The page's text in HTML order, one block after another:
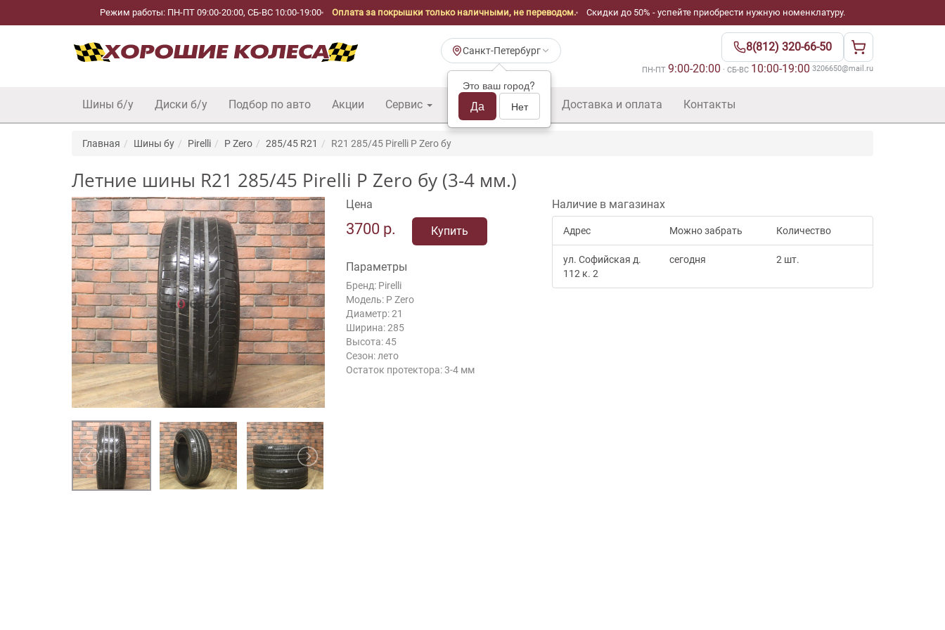
Режим работы: ПН-ПТ 09:00-20:00, СБ-ВС 10:00-19:00 Оплата за покрышки только наличными, не переводом. Скидки до 50% - успейте приобрести нужную номенклатуру.
Санкт-Петербург
Это ваш город?
Да Нет
8(812) 320-66-50
ПН-ПТ 9:00-20:00 · СБ-ВС 10:00-19:00·3206650@mail.ru
Шины б/у Диски б/у Подбор по авто Акции Сервис Шины б/у оптом Доставка и оплата Контакты
Главная Шины бу Pirelli P Zero 285/45 R21 R21 285/45 Pirelli P Zero бу
Летние шины R21 285/45 Pirelli P Zero бу (3-4 мм.)
Цена
3700 р. Купить
Параметры
Бренд: Pirelli
Модель: P Zero
Диаметр: 21
Ширина: 285
Высота: 45
Сезон: лето
Остаток протектора: 3-4 мм
Наличие в магазинах
Адрес Можно забрать Количество
ул. Софийская д.
112 к. 2
сегодня 2 шт.